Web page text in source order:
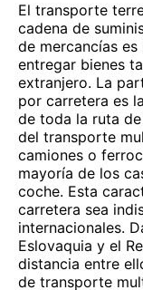
El transporte
cadena de
de mercancías
entregar bienes
extranjero. La
por carretera es
de toda la ruta
del transporte
camiones o
mayoría de los
coche. Esta
carretera sea
internacionales.
Eslovaquia y el
distancia entre
de transporte